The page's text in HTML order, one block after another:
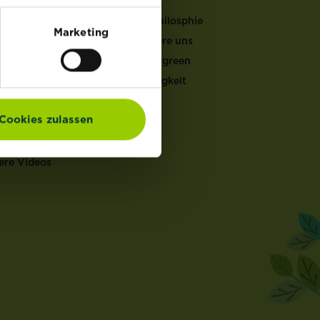
Marketing
Cookies zulassen
& Pflege
Rechner
Rechner
Coach
Videos
Unsere Philosphie
Kontaktiere uns
Mein Evergreen
Nachhaltigkeit